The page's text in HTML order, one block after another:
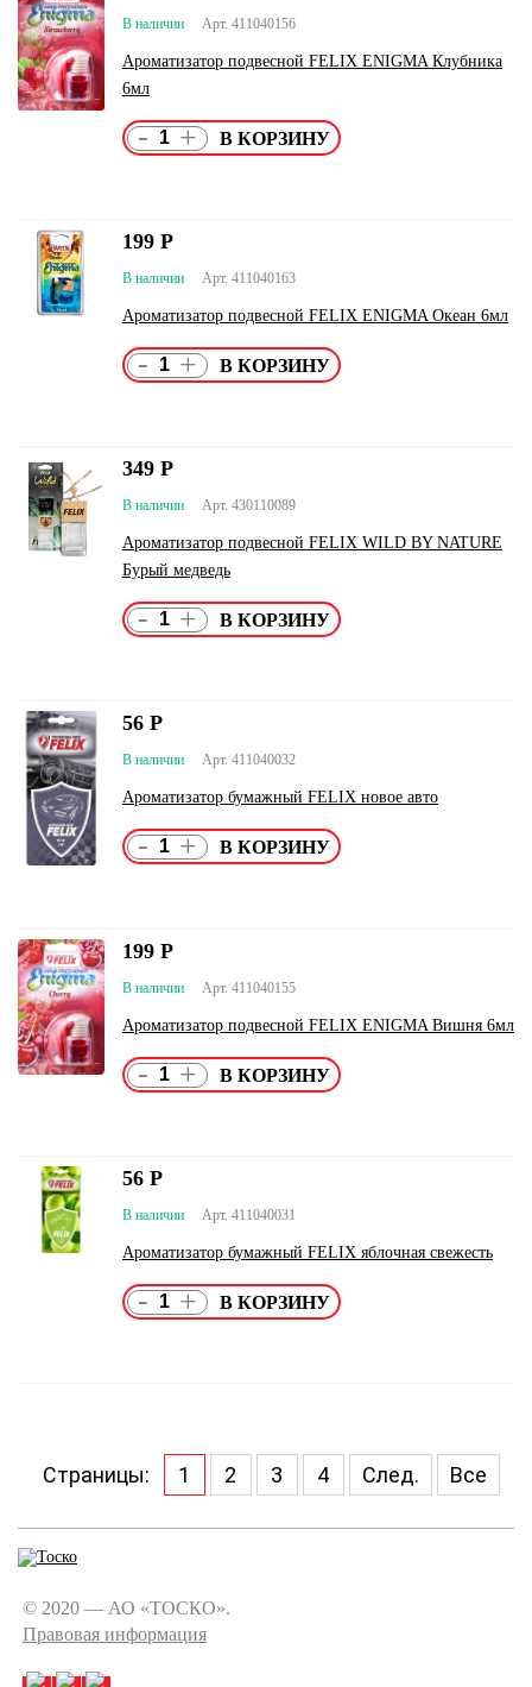
Арт. 411040156
В наличии
Ароматизатор подвесной FELIX ENIGMA Клубника
6мл
- +
Арт. 411040163
В наличии
Ароматизатор подвесной FELIX ENIGMA Океан 6мл
199 Р
- +
Арт. 430110089
В наличии
Ароматизатор подвесной FELIX WILD BY NATURE
Бурый медведь
349 Р
- +
Арт. 411040032
В наличии
Ароматизатор бумажный FELIX новое авто
56 Р
- +
Арт. 411040155
В наличии
Ароматизатор подвесной FELIX ENIGMA Вишня 6мл
199 Р
- +
Арт. 411040031
В наличии
Ароматизатор бумажный FELIX яблочная свежесть
56 Р
- +
Страницы: 1 2 3 4 След. Все
© 2020 — АО «ТОСКО».
Правовая информация